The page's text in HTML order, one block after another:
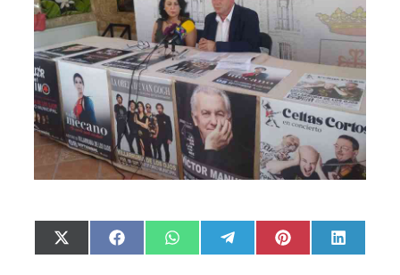
C
o
X
(
C
o
F
a
C
o
W
h
C
o
e
C
o
P
i
C
o
L
i